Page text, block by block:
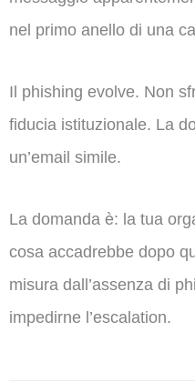
nel primo anello di una
Il phishing evolve. Non
fiducia istituzionale. La
un’email simile.
La domanda è: la tua
cosa accadrebbe dopo
misura dall’assenza di
impedirne l’escalation.